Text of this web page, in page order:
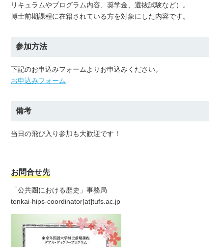
リキュラムやプログラム内容、奨学金、選抜試験など）。
博士前期課程に在籍されている方を対象にした内容です。
参加方法
下記のお申込みフォームよりお申込みください。
お申込みフォーム
備考
当日の飛び入り参加も大歓迎です！
お問合せ先
「公共圏における歴史」事務局
tenkai-hips-coordinator[at]tufs.ac.jp